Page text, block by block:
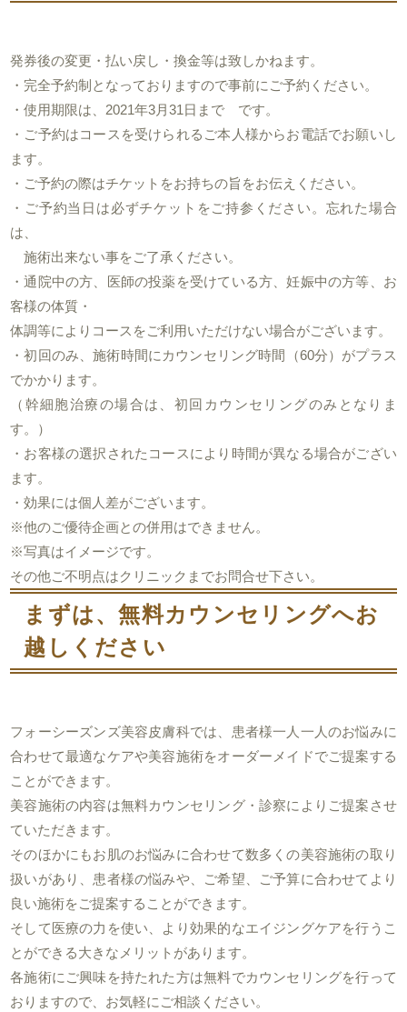
発券後の変更・払い戻し・換金等は致しかねます。
・完全予約制となっておりますので事前にご予約ください。
・使用期限は、2021年3月31日まで です。
・ご予約はコースを受けられるご本人様からお電話でお願いし
ます。
・ご予約の際はチケットをお持ちの旨をお伝えください。
・ご予約当日は必ずチケットをご持参ください。忘れた場合
は、
施術出来ない事をご了承ください。
・通院中の方、医師の投薬を受けている方、妊娠中の方等、お
客様の体質・
体調等によりコースをご利用いただけない場合がございます。
・初回のみ、施術時間にカウンセリング時間（60分）がプラス
でかかります。
（幹細胞治療の場合は、初回カウンセリングのみとなりま
す。）
・お客様の選択されたコースにより時間が異なる場合がござい
ます。
・効果には個人差がございます。
※他のご優待企画との併用はできません。
※写真はイメージです。
その他ご不明点はクリニックまでお問合せ下さい。
まずは、無料カウンセリングへお
越しください
フォーシーズンズ美容皮膚科では、患者様一人一人のお悩みに
合わせて最適なケアや美容施術をオーダーメイドでご提案する
ことができます。
美容施術の内容は無料カウンセリング・診察によりご提案させ
ていただきます。
そのほかにもお肌のお悩みに合わせて数多くの美容施術の取り
扱いがあり、患者様の悩みや、ご希望、ご予算に合わせてより
良い施術をご提案することができます。
そして医療の力を使い、より効果的なエイジングケアを行うこ
とができる大きなメリットがあります。
各施術にご興味を持たれた方は無料でカウンセリングを行って
おりますので、お気軽にご相談ください。